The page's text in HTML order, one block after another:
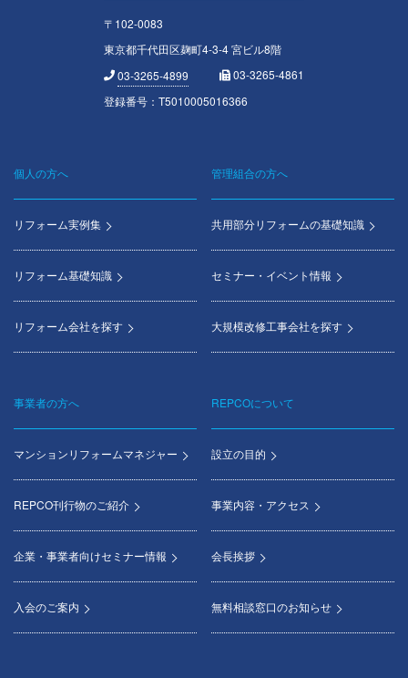
〒102-0083
東京都千代田区麹町4-3-4 宮ビル8階
03-3265-4899
03-3265-4861
登録番号：T5010005016366
Footer
menu
個人の方へ
リフォーム実例集
リフォーム基礎知識
リフォーム会社を探す
管理組合の方へ
共用部分リフォームの基礎知識
セミナー・イベント情報
大規模改修工事会社を探す
事業者の方へ
マンションリフォームマネジャー
REPCO刊行物のご紹介
企業・事業者向けセミナー情報
入会のご案内
REPCOについて
設立の目的
事業内容・アクセス
会長挨拶
無料相談窓口のお知らせ